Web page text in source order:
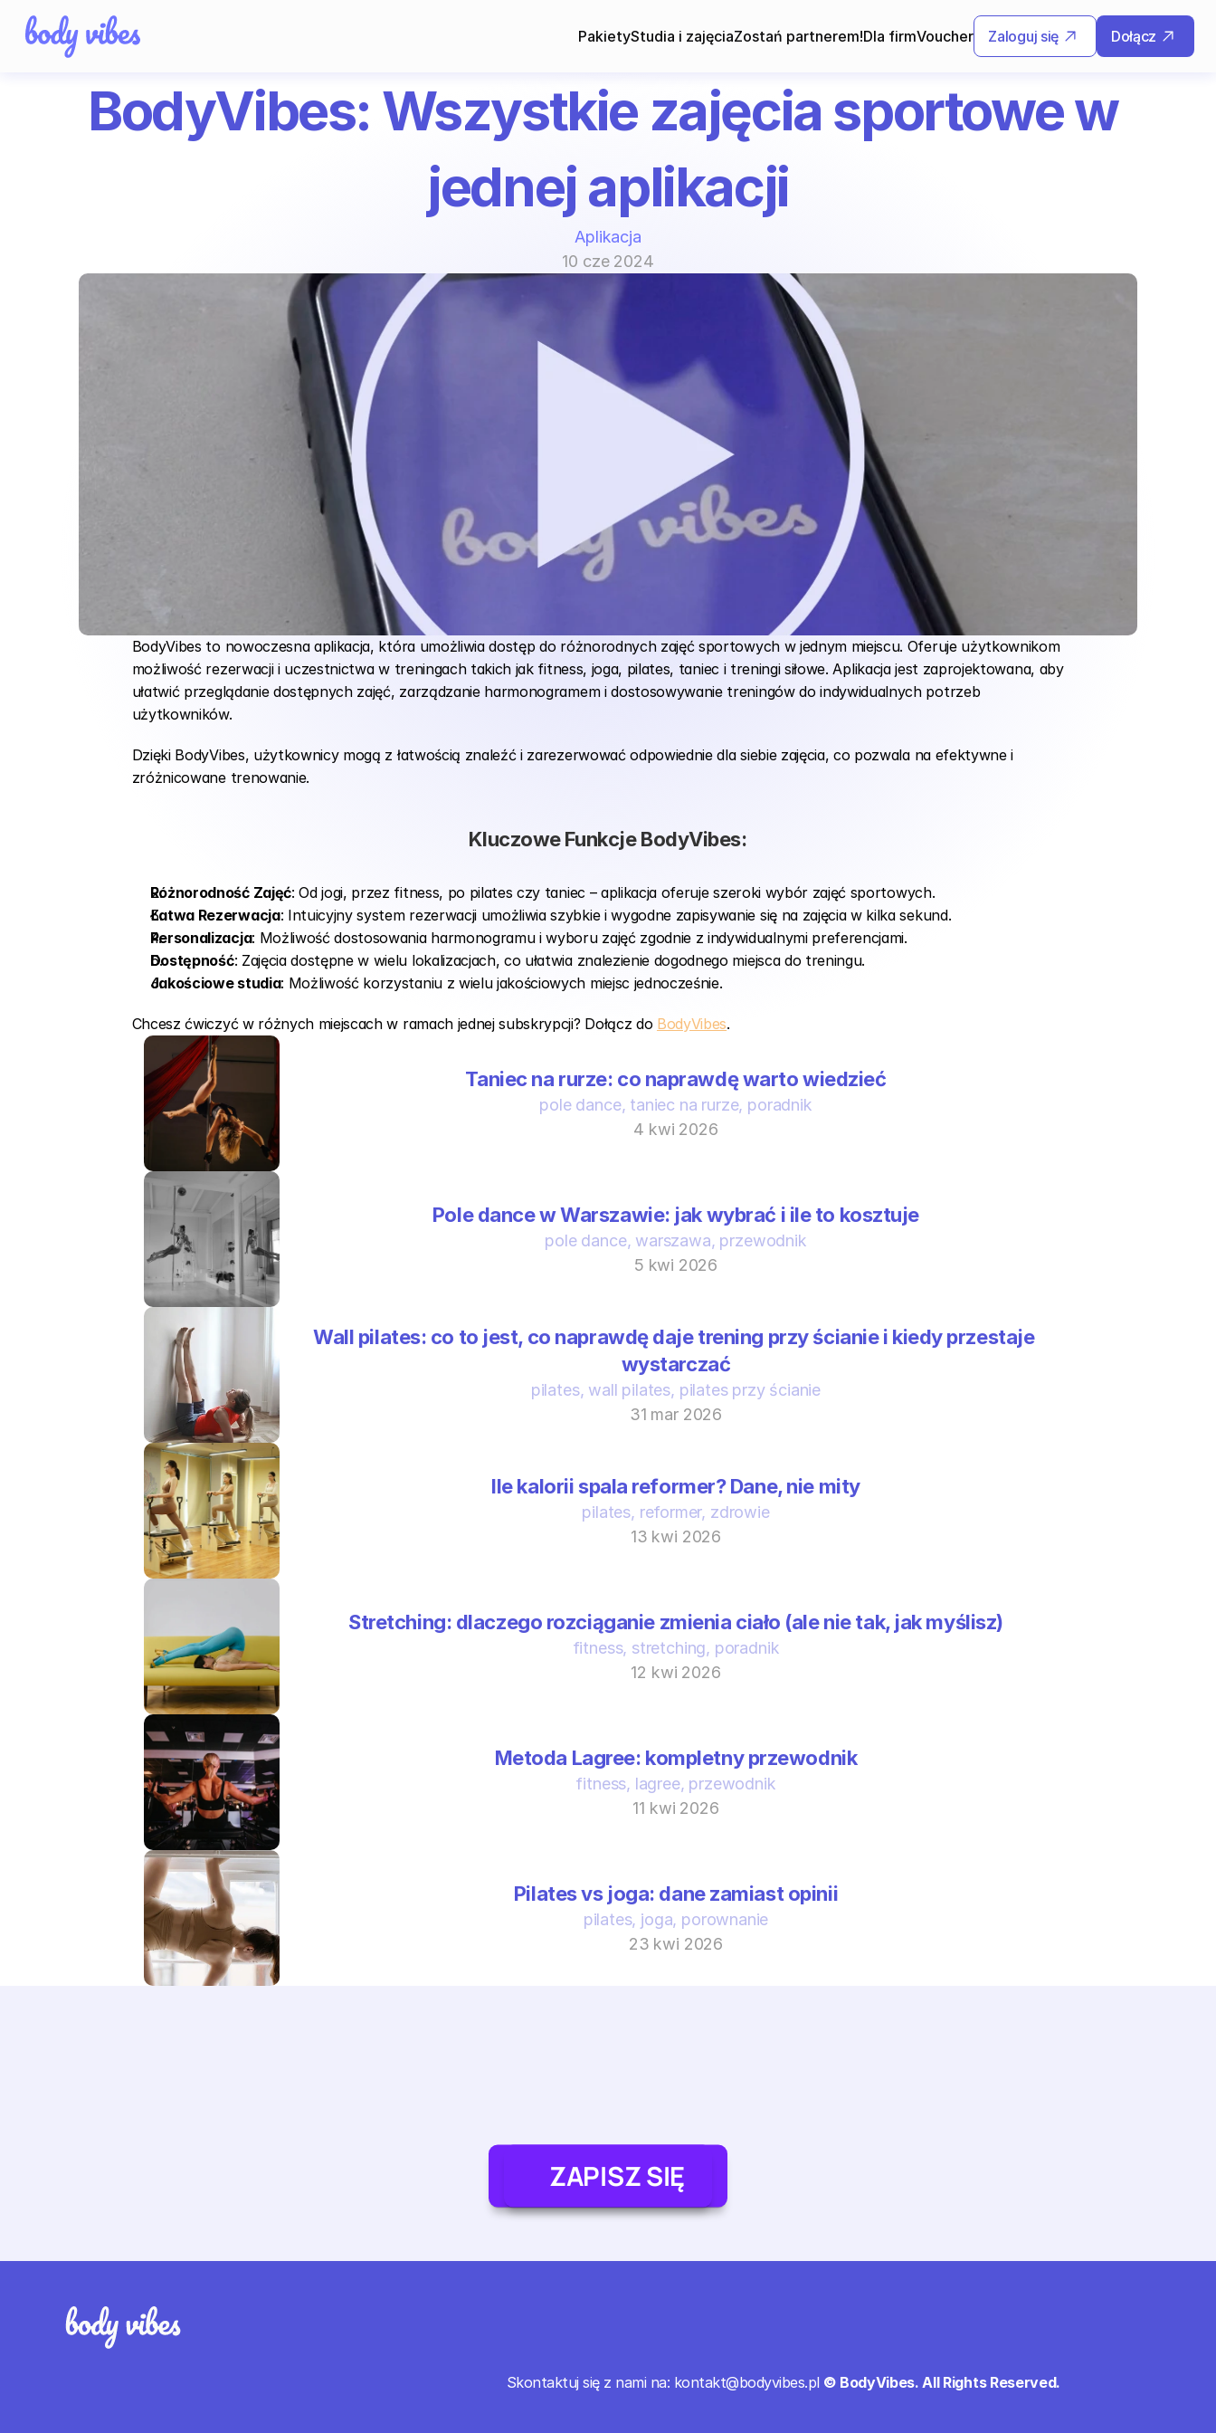
PakietyStudia i zajęciaZostań partnerem!Dla firmVoucher Zaloguj się Dołącz
BodyVibes: Wszystkie zajęcia sportowe w
jednej aplikacji
Aplikacja
10 cze 2024
BodyVibes to nowoczesna aplikacja, która umożliwia dostęp do różnorodnych zajęć sportowych w jednym miejscu. Oferuje użytkownikom
możliwość rezerwacji i uczestnictwa w treningach takich jak fitness, joga, pilates, taniec i treningi siłowe. Aplikacja jest zaprojektowana, aby
ułatwić przeglądanie dostępnych zajęć, zarządzanie harmonogramem i dostosowywanie treningów do indywidualnych potrzeb
użytkowników.
Dzięki BodyVibes, użytkownicy mogą z łatwością znaleźć i zarezerwować odpowiednie dla siebie zajęcia, co pozwala na efektywne i
zróżnicowane trenowanie.
Kluczowe Funkcje BodyVibes:
Różnorodność Zajęć: Od jogi, przez fitness, po pilates czy taniec – aplikacja oferuje szeroki wybór zajęć sportowych.
Łatwa Rezerwacja: Intuicyjny system rezerwacji umożliwia szybkie i wygodne zapisywanie się na zajęcia w kilka sekund.
Personalizacja: Możliwość dostosowania harmonogramu i wyboru zajęć zgodnie z indywidualnymi preferencjami.
Dostępność: Zajęcia dostępne w wielu lokalizacjach, co ułatwia znalezienie dogodnego miejsca do treningu.
Jakościowe studia: Możliwość korzystaniu z wielu jakościowych miejsc jednocześnie.
Chcesz ćwiczyć w różnych miejscach w ramach jednej subskrypcji? Dołącz do BodyVibes.
Taniec na rurze: co naprawdę warto wiedzieć
pole dance, taniec na rurze, poradnik
4 kwi 2026
Pole dance w Warszawie: jak wybrać i ile to kosztuje
pole dance, warszawa, przewodnik
5 kwi 2026
Wall pilates: co to jest, co naprawdę daje trening przy ścianie i kiedy przestaje
wystarczać
pilates, wall pilates, pilates przy ścianie
31 mar 2026
Ile kalorii spala reformer? Dane, nie mity
pilates, reformer, zdrowie
13 kwi 2026
Stretching: dlaczego rozciąganie zmienia ciało (ale nie tak, jak myślisz)
fitness, stretching, poradnik
12 kwi 2026
Metoda Lagree: kompletny przewodnik
fitness, lagree, przewodnik
11 kwi 2026
Pilates vs joga: dane zamiast opinii
pilates, joga, porownanie
23 kwi 2026
SUBSKRYBUJ
ZAPISZ SIĘ
Skontaktuj się z nami na: kontakt@bodyvibes.pl © BodyVibes. All Rights Reserved.